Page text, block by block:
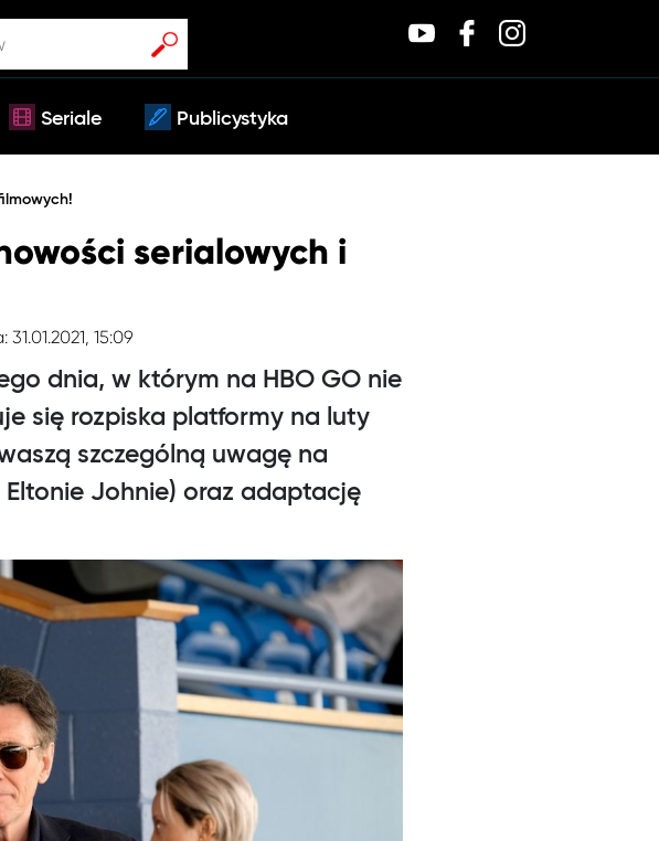
Seriale Publicystyka
serialowych i
15:09
dnia, w którym na HBO GO nie
się rozpiska platformy na luty
szczególną uwagę na
Johnie) oraz adaptację